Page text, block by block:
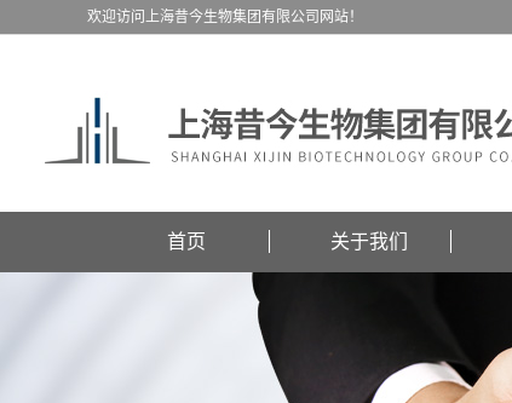
欢迎访问上海昔今生物集团有限公司网站！
首页 关于我们